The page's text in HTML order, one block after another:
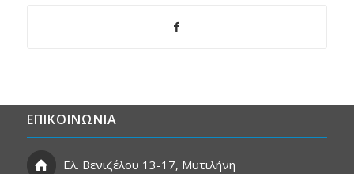
ΕΠΙΚΟΙΝΩΝΙΑ
Ελ. Βενιζέλου 13-17, Μυτιλήνη